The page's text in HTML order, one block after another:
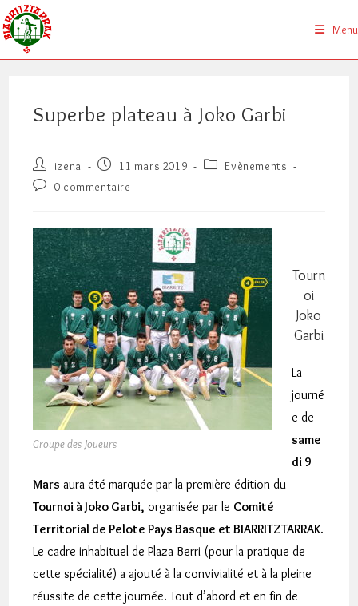
Skip
to
content
Menu
Superbe plateau à Joko Garbi
Auteur/autrice
de
la
izena
Publication
11 mars 2019
PostEvènements
Commentaires
publication :
0 commentaire
Groupe des Joueurs
Tourn
oi
Joko
Garbi
La
journé
e de
same
di 9
Mars aura été marquée par la première édition du
Tournoi à Joko Garbi, organisée par le Comité
Territorial de Pelote Pays Basque et BIARRITZTARRAK.
Le cadre inhabituel de Plaza Berri (pour la pratique de
cette spécialité) a ajouté à la convivialité et à la pleine
réussite de cette journée. Tout d’abord et en fin de